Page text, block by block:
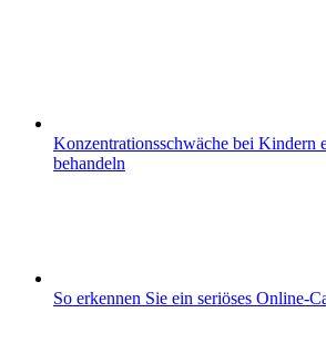
Konzentrationsschwäche bei Kindern
behandeln
So erkennen Sie ein seriöses Online-